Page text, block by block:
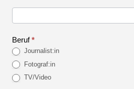
Beruf*
Journalist:in
Fotograf:in
TV/Video